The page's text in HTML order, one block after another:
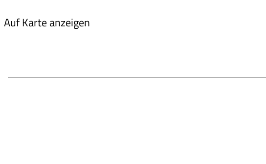
Auf Karte anzeigen